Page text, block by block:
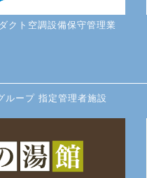
クト空調設備保守管理業
ループ 指定管理者施設